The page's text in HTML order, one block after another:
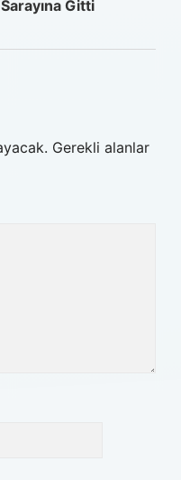
Gitti
Gerekli alanlar